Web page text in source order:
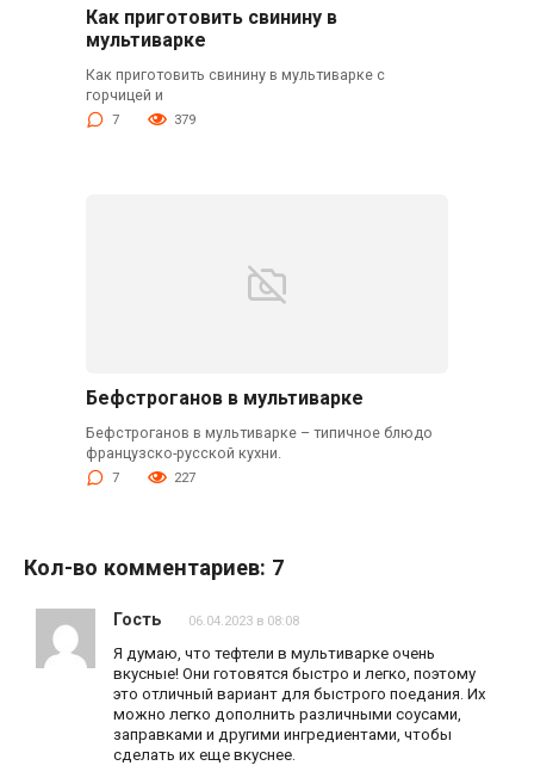
Как приготовить свинину в
мультиварке
Как приготовить свинину в мультиварке с
горчицей и
7 379
Бефстроганов в мультиварке
Бефстроганов в мультиварке – типичное блюдо
французско-русской кухни.
7 227
Кол-во комментариев: 7
Гость 06.04.2023 в 08:08
Я думаю, что тефтели в мультиварке очень
вкусные! Они готовятся быстро и легко, поэтому
это отличный вариант для быстрого поедания. Их
можно легко дополнить различными соусами,
заправками и другими ингредиентами, чтобы
сделать их еще вкуснее.